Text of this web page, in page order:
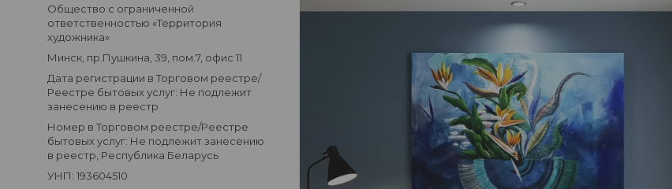
Общество с ограниченной
ответственностью «Территория
художника»
Минск, пр.Пушкина, 39, пом.7, офис 11
Дата регистрации в Торговом реестре/
Реестре бытовых услуг: Не подлежит
занесению в реестр
Номер в Торговом реестре/Реестре
бытовых услуг: Не подлежит занесению
в реестр, Республика Беларусь
УНП: 193604510